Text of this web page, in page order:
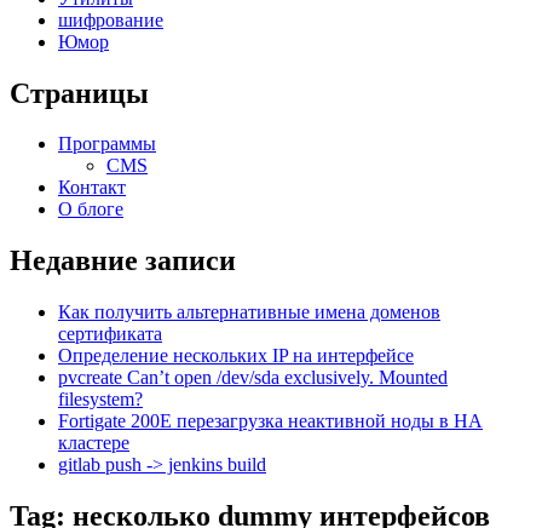
шифрование
Юмор
Страницы
Программы
CMS
Контакт
О блоге
Недавние записи
Как получить альтернативные имена доменов
сертификата
Определение нескольких IP на интерфейсе
pvcreate Can’t open /dev/sda exclusively. Mounted
filesystem?
Fortigate 200E перезагрузка неактивной ноды в HA
кластере
gitlab push -> jenkins build
Tag: несколько dummy интерфейсов